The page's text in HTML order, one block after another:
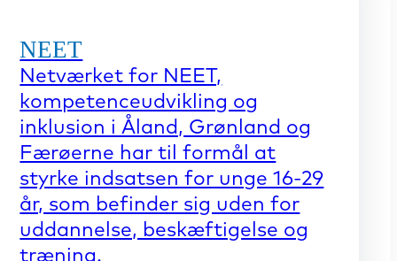
NEET
Netværket for NEET,
kompetenceudvikling og
inklusion i Åland, Grønland og
Færøerne har til formål at
styrke indsatsen for unge 16-29
år, som befinder sig uden for
uddannelse, beskæftigelse og
træning.